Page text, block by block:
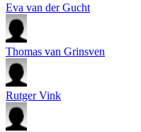
Eva van der Gucht
Thomas van Grinsven
Rutger Vink